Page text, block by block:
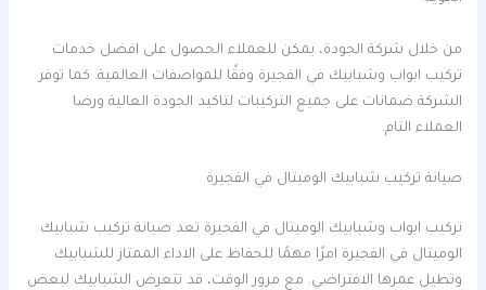
من خلال شركة الجودة، يمكن للعملاء الحصول على افضل خدمات
تركيب ابواب وشبابيك في الفجيرة وفقًا للمواصفات العالمية. كما توفر
الشركة ضمانات على جميع التركيبات لتاكيد الجودة العالية ورضا
العملاء التام.
صيانة تركيب شبابيك الوميتال في الفجيرة
تركيب ابواب وشبابيك الوميتال في الفجيرة تعد صيانة تركيب شبابيك
الوميتال في الفجيرة امرًا مهمًا للحفاظ على الاداء الممتاز للشبابيك
وتطيل عمرها الافتراضي. مع مرور الوقت، قد تتعرض الشبابيك لبعض